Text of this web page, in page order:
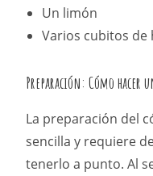
Un limón
Varios cubitos de
Preparación: Cómo hacer
La preparación del
sencilla y requiere
tenerlo a punto. Al